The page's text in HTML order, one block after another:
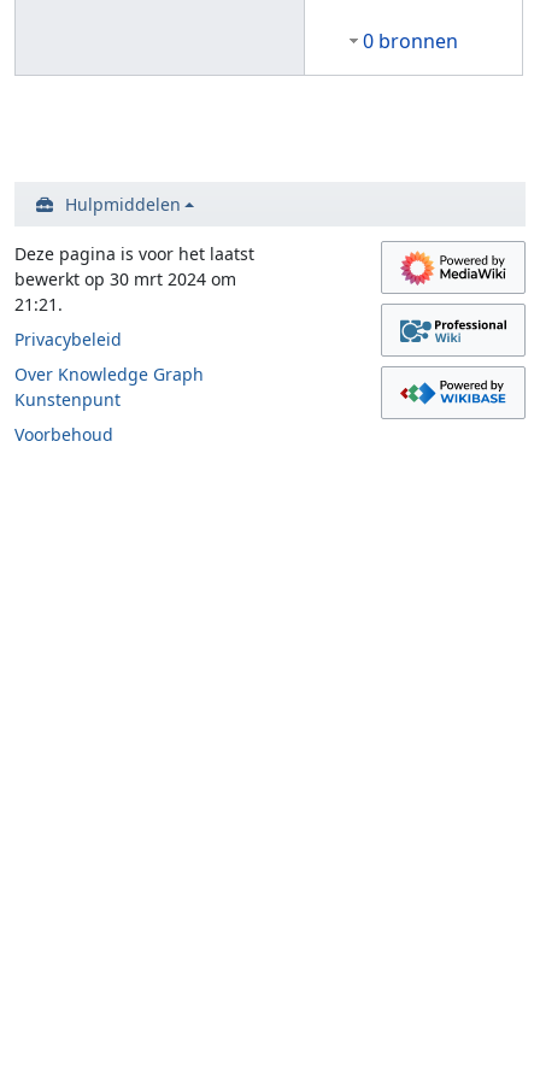
0 bronnen
Hulpmiddelen
Deze pagina is voor het laatst
bewerkt op 30 mrt 2024 om
21:21.
Privacybeleid
Over Knowledge Graph
Kunstenpunt
Voorbehoud